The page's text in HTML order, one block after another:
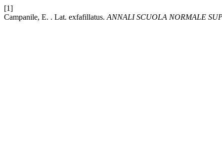
[1]
Campanile, E. . Lat. exfafillatus. ANNALI SCUOLA NORMALE